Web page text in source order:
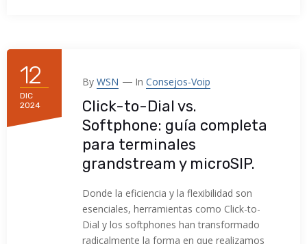
12
DIC
2024
By WSN In Consejos-Voip
Click-to-Dial vs.
Softphone: guía completa
para terminales
grandstream y microSIP.
Donde la eficiencia y la flexibilidad son
esenciales, herramientas como Click-to-
Dial y los softphones han transformado
radicalmente la forma en que realizamos